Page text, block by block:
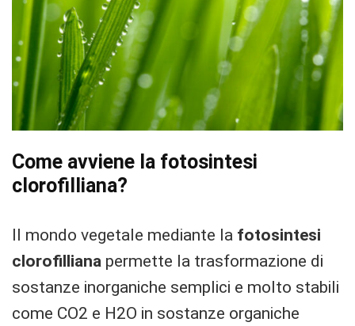
Come avviene la fotosintesi
clorofilliana?
Il mondo vegetale mediante la fotosintesi
clorofilliana permette la trasformazione di
sostanze inorganiche semplici e molto stabili
come CO2 e H2O in sostanze organiche